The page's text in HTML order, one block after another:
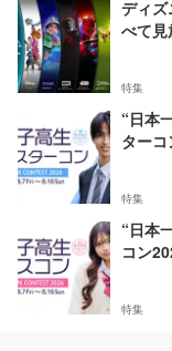
ディ
べて見
特集
“日本
ターコ
特集
“日本
コン
特集